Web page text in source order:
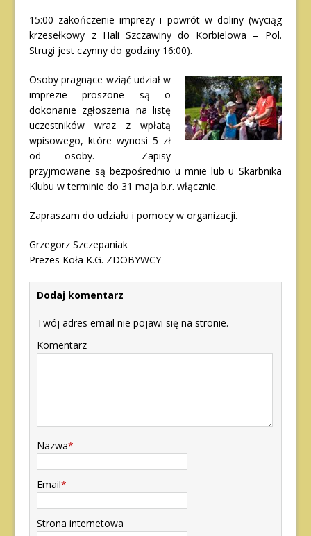
15:00 zakończenie imprezy i powrót w doliny (wyciąg
krzesełkowy z Hali Szczawiny do Korbielowa – Pol.
Strugi jest czynny do godziny 16:00).
Osoby pragnące wziąć udział w
imprezie proszone są o
dokonanie zgłoszenia na listę
uczestników wraz z wpłatą
wpisowego, które wynosi 5 zł
od osoby. Zapisy
przyjmowane są bezpośrednio u mnie lub u Skarbnika
Klubu w terminie do 31 maja b.r. włącznie.
Zapraszam do udziału i pomocy w organizacji.
Grzegorz Szczepaniak
Prezes Koła K.G. ZDOBYWCY
Dodaj komentarz
Twój adres email nie pojawi się na stronie.
Komentarz
Nazwa*
Email*
Strona internetowa